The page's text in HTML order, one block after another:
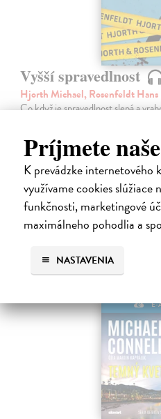
Príjmete
K prevádzke
využívame cookies slúžiace
funkčnosti, marketingové
maximálneho pohodlia a
NASTAVENIA
Vyšší spravedlnost
Hjorth Michael, Rosenfeldt Hans
Co když je spravedlnost slepá a
Na stiahnutie ako
17,96 €
E-